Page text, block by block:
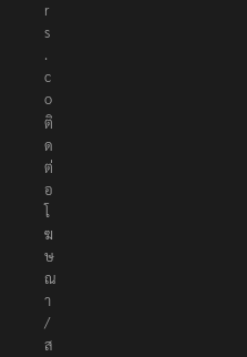
ธิ
ก
า
ร
ที่
e
d
i
t
o
r
@
t
h
e
r